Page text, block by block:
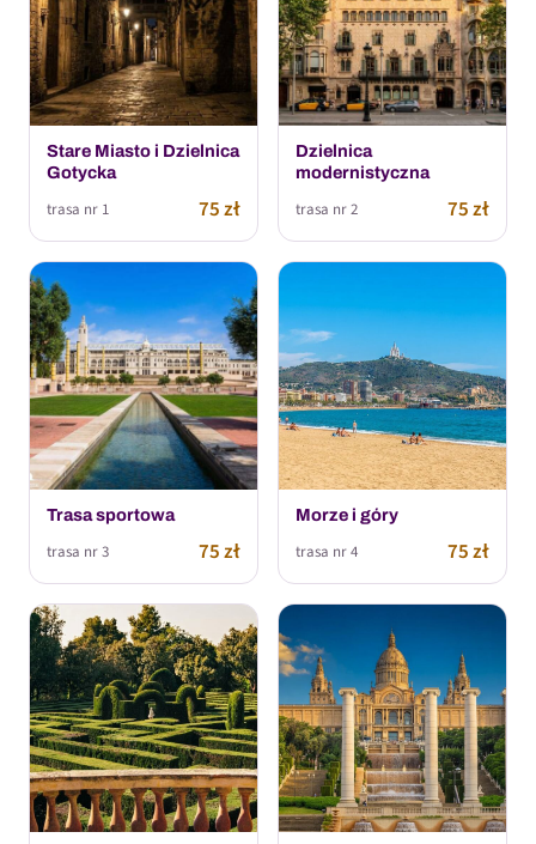
Stare Miasto i Dzielnica
Gotycka
trasa nr 1 75 zł
Dzielnica
modernistyczna
trasa nr 2 75 zł
Trasa sportowa
trasa nr 3 75 zł
Morze i góry
trasa nr 4 75 zł